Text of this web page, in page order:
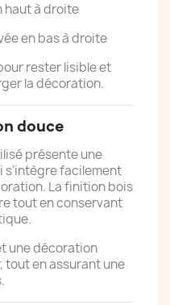
haut à droite
en bas à droite
rester lisible et
la décoration.
douce
présente une
facilement
La finition bois
tout en conservant
une décoration
tout en assurant une